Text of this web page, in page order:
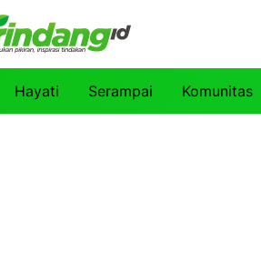
Hayati Serampai Komunitas